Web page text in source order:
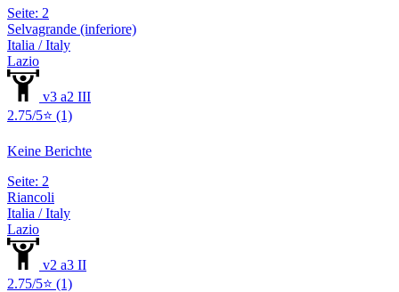
Seite: 2
Selvagrande (inferiore)
Italia / Italy
Lazio
v3 a2 III
2.75/5⭐ (1)
Keine Berichte
Seite: 2
Riancoli
Italia / Italy
Lazio
v2 a3 II
2.75/5⭐ (1)